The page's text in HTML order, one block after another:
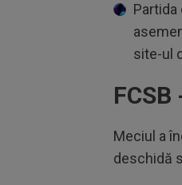
site-ul
Meciul a
deschidă